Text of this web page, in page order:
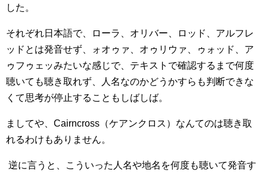
した。
それぞれ日本語で、ローラ、オリバー、ロッド、アルフレ
ッドとは発音せず、ォオゥァ、オゥリウァ、ゥォッド、ア
ゥフゥェッみたいな感じで、テキストで確認するまで何度
聴いても聴き取れず、人名なのかどうかすらも判断できな
くて思考が停止することもしばしば。
ましてや、Cairncross（ケアンクロス）なんてのは聴き取
れるわけもありません。
逆に言うと、こういった人名や地名を何度も聴いて発音す